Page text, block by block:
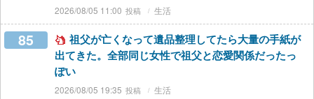
2026/08/05 11:00 生活
85
祖父が亡くなって遺品整理してたら大量の手紙が
出てきた。全部同じ女性で祖父と恋愛関係だったっ
ぽい
2026/08/05 19:35 生活